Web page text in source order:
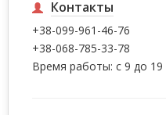
Контакты
+38-099-961-46-76
+38-068-785-33-78
Время работы: с 9 до 19